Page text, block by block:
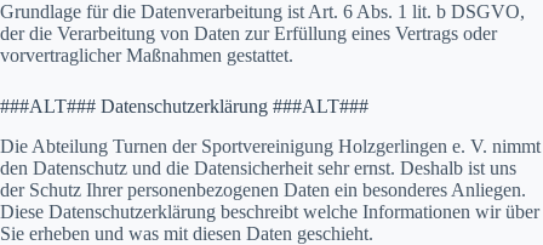
Grundlage für die Datenverarbeitung ist Art. 6 Abs. 1 lit. b DSGVO,
der die Verarbeitung von Daten zur Erfüllung eines Vertrags oder
vorvertraglicher Maßnahmen gestattet.
###ALT### Datenschutzerklärung ###ALT###
Die Abteilung Turnen der Sportvereinigung Holzgerlingen e. V. nimmt
den Datenschutz und die Datensicherheit sehr ernst. Deshalb ist uns
der Schutz Ihrer personenbezogenen Daten ein besonderes Anliegen.
Diese Datenschutzerklärung beschreibt welche Informationen wir über
Sie erheben und was mit diesen Daten geschieht.